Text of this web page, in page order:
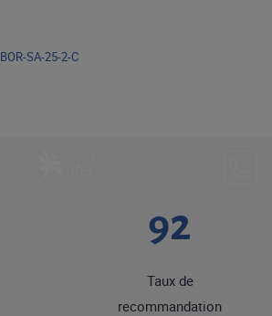
92
Taux de
recommandation
BOR-SA-25-2-C